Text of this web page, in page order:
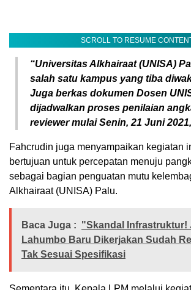
SCROLL TO RESUME
“Universitas Alkhairaat (UNISA)
salah satu kampus yang tiba
Juga berkas dokumen Dosen
dijadwalkan proses penilaian
reviewer mulai Senin, 21 Juni
Fahcrudin juga menyampaikan kegiatan
bertujuan untuk percepatan menuju
sebagai bagian penguatan mutu
Alkhairaat (UNISA) Palu.
Baca Juga : "Skandal Infrastruktur!
Lahumbo Baru Dikerjakan Sudah
Tak Sesuai Spesifikasi